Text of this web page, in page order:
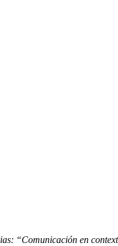
“Comunicación en